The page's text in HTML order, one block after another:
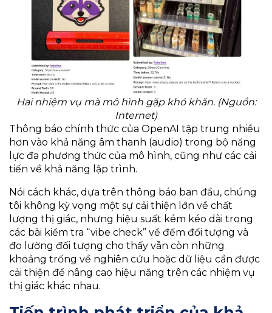
Hai nhiệm vụ mà mô hình gặp khó khăn. (Nguồn:
Internet)
Thông báo chính thức của OpenAI tập trung nhiều
hơn vào khả năng âm thanh (audio) trong bộ năng
lực đa phương thức của mô hình, cũng như các cải
tiến về khả năng lập trình.
Nói cách khác, dựa trên thông báo ban đầu, chúng
tôi không kỳ vọng một sự cải thiện lớn về chất
lượng thị giác, nhưng hiệu suất kém kéo dài trong
các bài kiểm tra “vibe check” về đếm đối tượng và
đo lường đối tượng cho thấy vẫn còn những
khoảng trống về nghiên cứu hoặc dữ liệu cần được
cải thiện để nâng cao hiệu năng trên các nhiệm vụ
thị giác khác nhau.